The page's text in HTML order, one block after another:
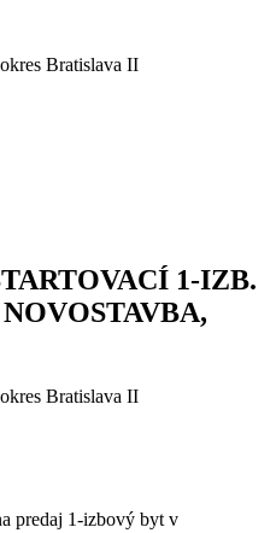
Bratislava II
1-IZB.
Bratislava II
predaj 1-izbový byt v